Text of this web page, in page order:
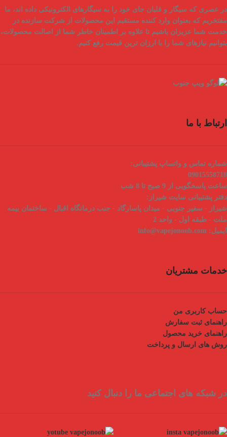
در عصری که سیگار و قلیان جای خود را به سیگارهای الکترونیکی داده اند، ما
مفتخریم که بعنوان وارد کننده مستقیم این محصولات از شرکت سازنده در
خدمت شما عزیزان باشیم تا علاوه بر اطمینان خاطر شما از
اصالت محصولات،
بتوانیم نیازهای شما را با ارزان ترین قیمت رفع کنیم.
ارتباط با ما
شماره تماس و واتساپ پشتیبانی:
09015558718
ساعت پاسخگویی از 9 صبح تا 8 شب
دفتر پشتیبانی سایت شیراز:
شیراز - سفیر جنوبی - میدان پاسارگاد - جنب درمانگاه اقبال - ساختمان بیمه
ملت - طبقه اول - واحد 2
ایمیل:
خدمات مشتریان
حساب کاربری من
راهنمای ثبت سفارش
راهنمای خرید محصول
روش های ارسال و پرداخت
در شبکه های اجتماعی ما را دنبال کنید